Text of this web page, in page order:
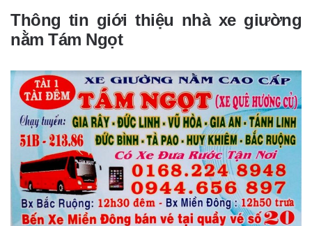
Thông tin giới thiệu nhà xe giường
nằm Tám Ngọt